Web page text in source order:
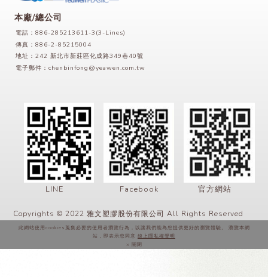
本廠/總公司
電話：886-285213611-3(3-Lines)
傳真：886-2-85215004
地址：242 新北市新莊區化成路349巷40號
電子郵件：chenbinfong@yeawen.com.tw
LINE Facebook 官方網站
Copyrights © 2022 雅文塑膠股份有限公司 All Rights Reserved
此網站使用cookies蒐集必要的使用者瀏覽行為，以讓我們能為您提供更好的瀏覽體驗。 瀏覽本網
站，即表示您同意 線上隱私權聲明
× 關閉